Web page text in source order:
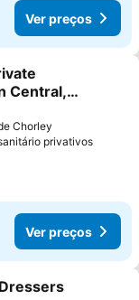
Ver preços
favoritos
Central,
Chorley
privativosVer
Ver preços
favoritos